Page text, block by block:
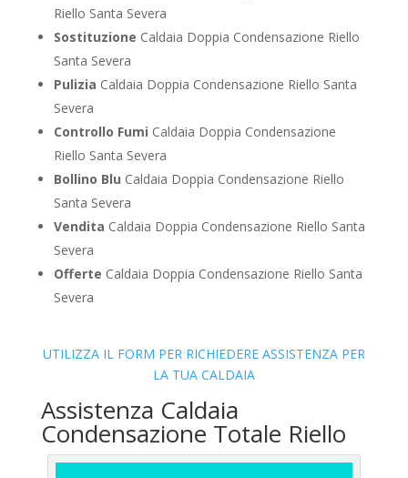
Riello Santa Severa
Sostituzione Caldaia Doppia Condensazione Riello
Santa Severa
Pulizia Caldaia Doppia Condensazione Riello Santa
Severa
Controllo Fumi Caldaia Doppia Condensazione
Riello Santa Severa
Bollino Blu Caldaia Doppia Condensazione Riello
Santa Severa
Vendita Caldaia Doppia Condensazione Riello Santa
Severa
Offerte Caldaia Doppia Condensazione Riello Santa
Severa
UTILIZZA IL FORM PER RICHIEDERE ASSISTENZA PER
LA TUA CALDAIA
Assistenza Caldaia
Condensazione Totale Riello